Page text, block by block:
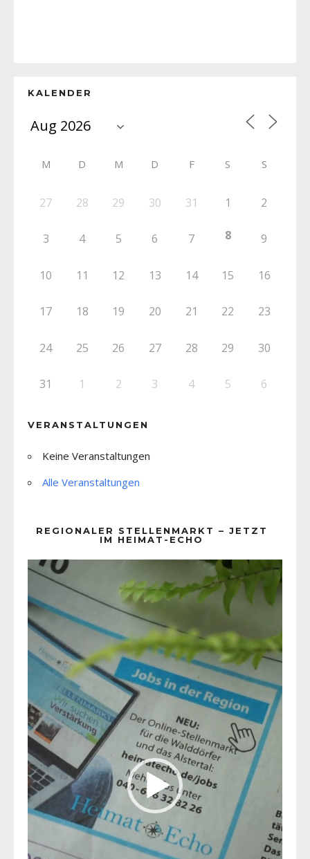
KALENDER
M D M D F S S
27 28 29 30 31 1 2
3 4 5 6 7 8 9
10 11 12 13 14 15 16
17 18 19 20 21 22 23
24 25 26 27 28 29 30
31 1 2 3 4 5 6
VERANSTALTUNGEN
Keine Veranstaltungen
Alle Veranstaltungen
REGIONALER STELLENMARKT – JETZT
IM HEIMAT-ECHO
Player